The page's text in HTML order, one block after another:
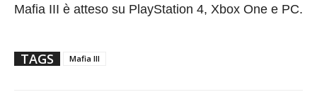
Mafia III è atteso su PlayStation 4, Xbox One e PC.
TAGS Mafia III